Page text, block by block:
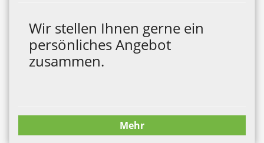
Wir stellen Ihnen gerne ein
persönliches Angebot
zusammen.
Mehr